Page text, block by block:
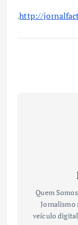
.http://
Quem
Jornalismo
veículo